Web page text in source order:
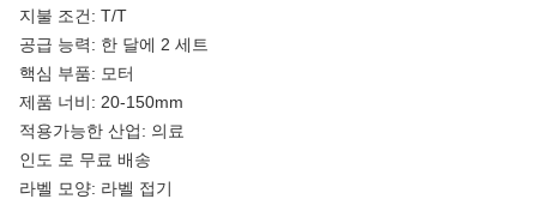
지불 조건: T/T
공급 능력: 한 달에 2 세트
핵심 부품: 모터
제품 너비: 20-150mm
적용가능한 산업: 의료
인도 로 무료 배송
라벨 모양: 라벨 접기